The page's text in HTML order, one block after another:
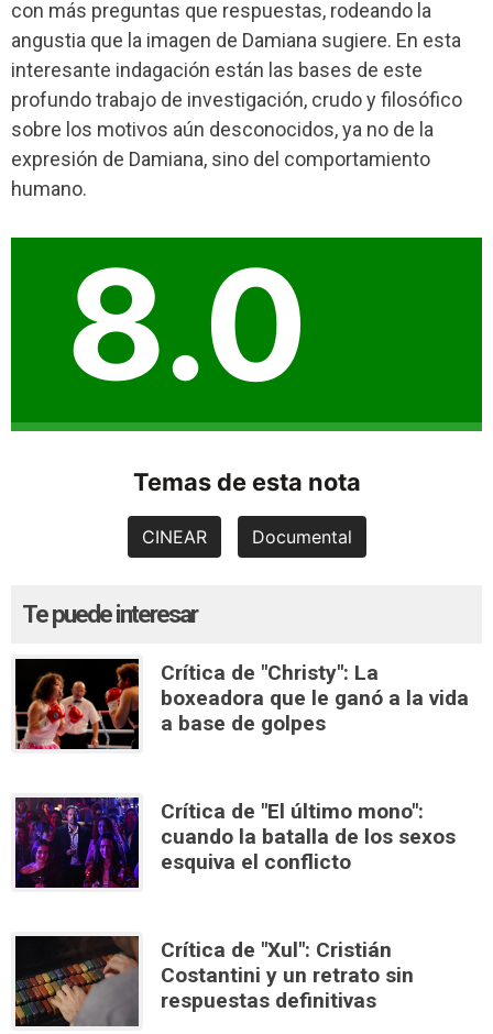
con más preguntas que respuestas, rodeando la
angustia que la imagen de Damiana sugiere. En esta
interesante indagación están las bases de este
profundo trabajo de investigación, crudo y filosófico
sobre los motivos aún desconocidos, ya no de la
expresión de Damiana, sino del comportamiento
humano.
8.0
Temas de esta nota
CINEAR Documental
Te puede interesar
Crítica de "Christy": La
boxeadora que le ganó a la vida
a base de golpes
Crítica de "El último mono":
cuando la batalla de los sexos
esquiva el conflicto
Crítica de "Xul": Cristián
Costantini y un retrato sin
respuestas definitivas